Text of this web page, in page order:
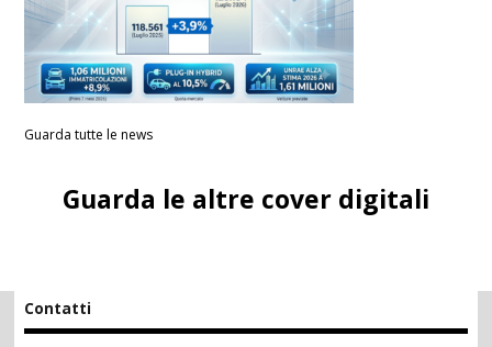
Guarda tutte le news
Guarda le altre cover digitali
Contatti